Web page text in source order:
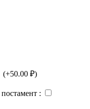
(+50.00 ₽)
: